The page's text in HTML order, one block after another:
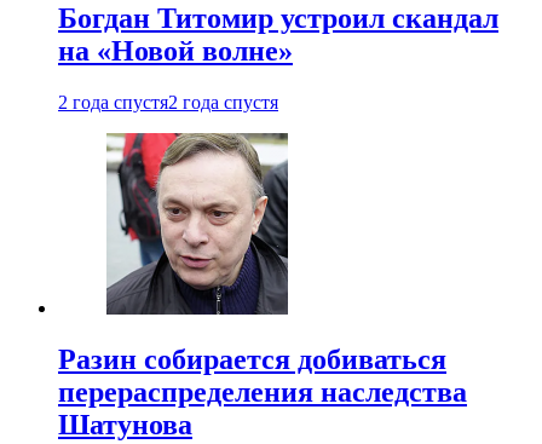
Богдан Титомир устроил скандал
на «Новой волне»
2 года спустя2 года спустя
Разин собирается добиваться
перераспределения наследства
Шатунова